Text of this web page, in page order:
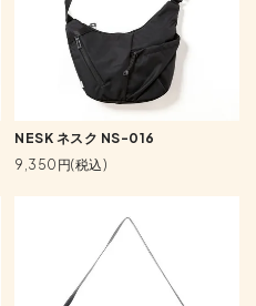
NESK ネスク NS-016
9,350円(税込)